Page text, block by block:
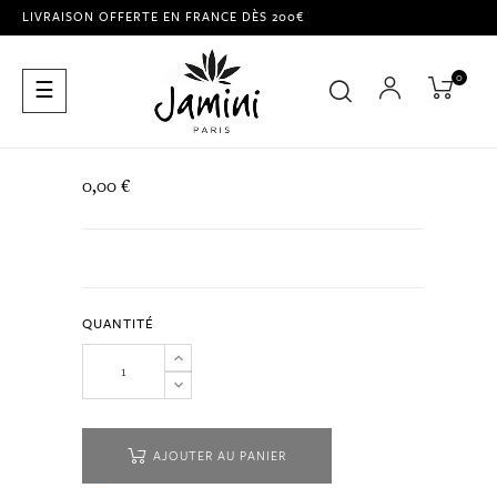
LIVRAISON OFFERTE EN FRANCE DÈS 200€
Basculer
la
☰ 0
0,00 €
QUANTITÉ
AJOUTER AU PANIER